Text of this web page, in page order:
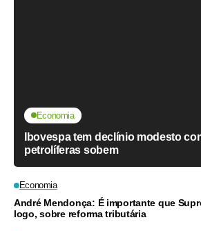
Economia
Ibovespa tem declínio modesto
petrolíferas sobem
Economia
André Mendonça: É importante que
logo, sobre reforma tributária